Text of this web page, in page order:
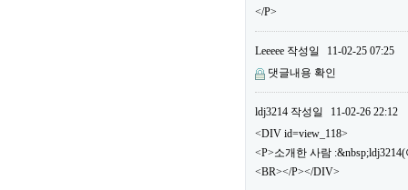
</P>
Leeeee 작성일
11-02-25 07:25
댓글내용 확인
ldj3214 작성일
11-02-26 22:12
<DIV id=view_118>
<P>소개한 사람
<BR></P></DIV>